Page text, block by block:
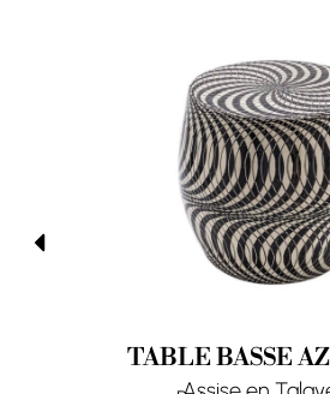
TABLE BASSE